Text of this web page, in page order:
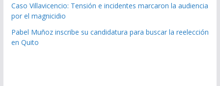
Caso Villavicencio: Tensión e incidentes marcaron la audiencia
por el magnicidio
Pabel Muñoz inscribe su candidatura para buscar la reelección
en Quito